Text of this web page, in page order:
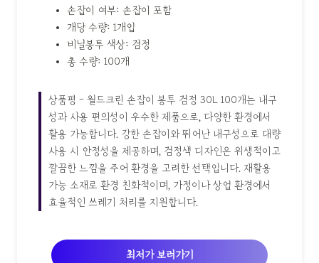
손잡이 여부: 손잡이 포함
개당 수량: 1개입
비닐봉투 색상: 검정
총 수량: 100개
상품평 - 월드크린 손잡이 봉투 검정 30L 100개는 내구
성과 사용 편의성이 우수한 제품으로, 다양한 환경에서
활용 가능합니다. 강한 손잡이와 뛰어난 내구성으로 대량
사용 시 안정성을 제공하며, 검정색 디자인은 위생적이고
깔끔한 느낌을 주어 환경을 고려한 선택입니다. 재활용
가능 소재로 환경 친화적이며, 가정이나 상업 환경에서
효율적인 쓰레기 처리를 지원합니다.
최저가 보러가기